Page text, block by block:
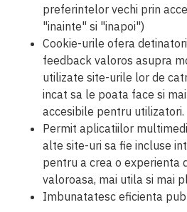
preferintelor vechi prin
"inainte" si "inapoi")
Cookie-urile ofera
feedback valoros asupra
utilizate site-urile lor de
incat sa le poata face si
accesibile pentru utilizatori.
Permit aplicatiilor
alte site-uri sa fie incluse
pentru a crea o experienta
valoroasa, mai utila si mai
Imbunatatesc eficienta